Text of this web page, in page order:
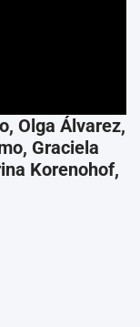
Olga Álvarez,
Graciela
Korenohof,